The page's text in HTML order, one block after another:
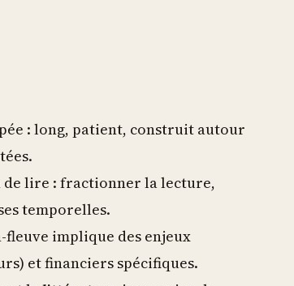
: long, patient, construit autour
de lire : fractionner la lecture,
temporelles.
implique des enjeux
et financiers spécifiques.